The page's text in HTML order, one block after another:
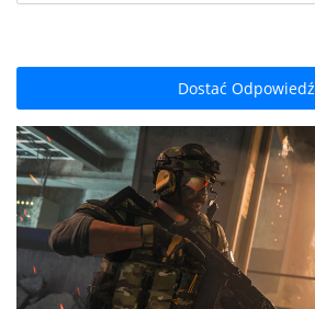
Dostać Odpowiedź